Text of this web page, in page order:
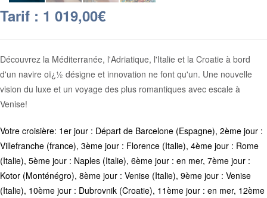
Tarif : 1 019,00€
Découvrez la Méditerranée, l'Adriatique, l'Italie et la Croatie à bord
d'un navire oï¿½ désigne et innovation ne font qu'un. Une nouvelle
vision du luxe et un voyage des plus romantiques avec escale à
Venise!
Votre croisière: 1er jour : Départ de Barcelone (Espagne), 2ème jour :
Villefranche (france), 3ème jour : Florence (Italie), 4ème jour : Rome
(Italie), 5ème jour : Naples (Italie), 6ème jour : en mer, 7ème jour :
Kotor (Monténégro), 8ème jour : Venise (Italie), 9ème jour : Venise
(Italie), 10ème jour : Dubrovnik (Croatie), 11ème jour : en mer, 12ème